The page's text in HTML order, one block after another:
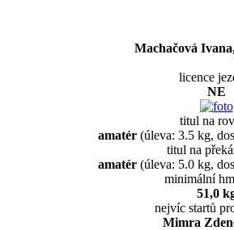
Machačová
licence
NE
titul na
amatér (úleva: 3.5 kg,
titul na
amatér (úleva: 5.0 kg,
minimální
51,0
nejvíc startů
Mimra